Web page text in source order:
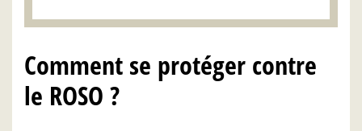
Comment se protéger contre
le ROSO ?